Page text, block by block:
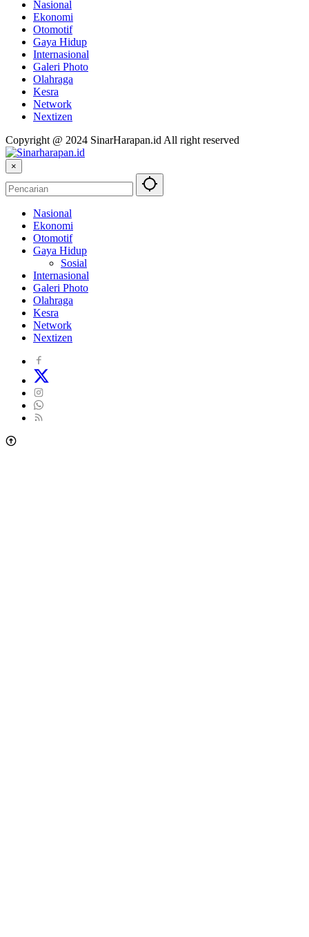
Nasional
Ekonomi
Otomotif
Gaya Hidup
Internasional
Galeri Photo
Olahraga
Kesra
Network
Nextizen
Copyright @ 2024 SinarHarapan.id All right reserved
×
Nasional
Ekonomi
Otomotif
Gaya Hidup
Sosial
Internasional
Galeri Photo
Olahraga
Kesra
Network
Nextizen